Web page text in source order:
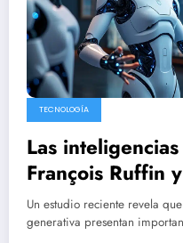
TECNOLOGÍA
Las
François Ruffin
mientras
una tendencia
Un estudio reciente revela
generativa presentan